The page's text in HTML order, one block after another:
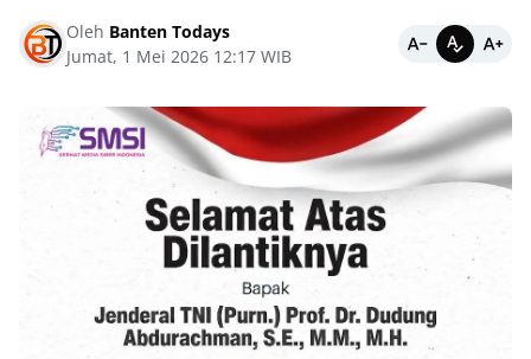
Oleh Banten Todays
Jumat, 1 Mei 2026 12:17 WIB